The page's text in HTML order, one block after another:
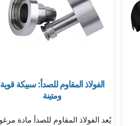
الفولاذ المقاوم للصدأ: سبيكة قوية
ومتينة
يُعد الفولاذ المقاوم للصدأ مادة